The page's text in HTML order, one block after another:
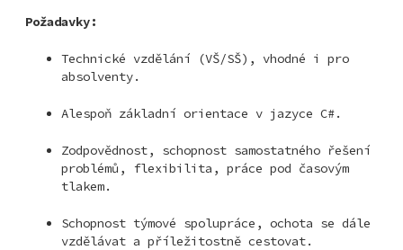
Požadavky:
Technické vzdělání (VŠ/SŠ), vhodné i pro
absolventy.
Alespoň základní orientace v jazyce C#.
Zodpovědnost, schopnost samostatného řešení
problémů, flexibilita, práce pod časovým
tlakem.
Schopnost týmové spolupráce, ochota se dále
vzdělávat a příležitostně cestovat.